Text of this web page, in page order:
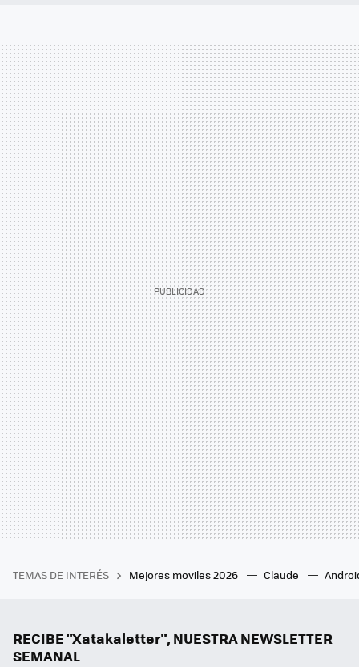
TEMAS DE INTERÉS Mejores moviles 2026 Claude
RECIBE "Xatakaletter", NUESTRA NEWSLETTER
SEMANAL